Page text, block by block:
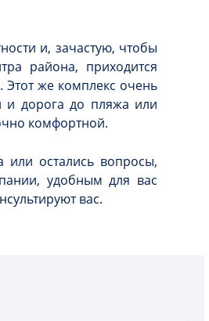
и, зачастую, чтобы
района, приходится
Этот же комплекс очень
и дорога до пляжа или
комфортной.
или остались вопросы,
удобным для вас
вас.